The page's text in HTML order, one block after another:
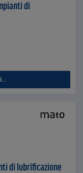
di
di lubrificazione